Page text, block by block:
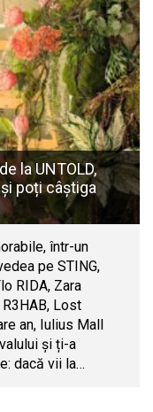
la UNTOLD,
poți câștiga
într-un
pe STING,
RIDA, Zara
Lost
an, Iulius Mall
și ți-a
dacă vii la…